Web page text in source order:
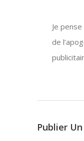
Je
de
Publier